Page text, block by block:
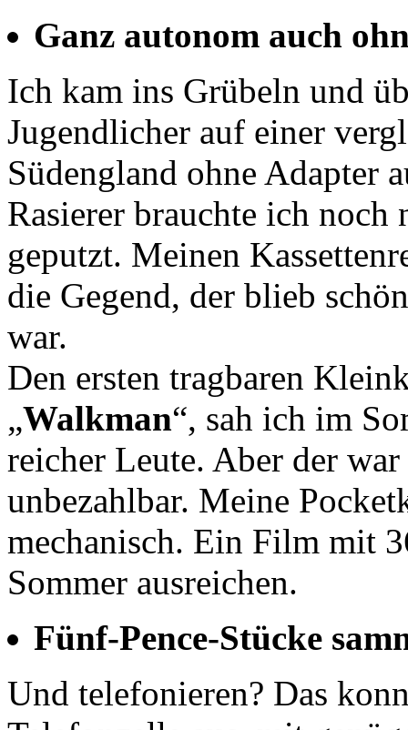
Ganz autonom auch
Ich kam ins Grübeln und
Jugendlicher auf einer
Südengland ohne Adapter
Rasierer brauchte ich
geputzt. Meinen
die Gegend, der blieb
war.
Den ersten tragbaren
„Walkman“, sah ich im
reicher Leute. Aber der
unbezahlbar. Meine
mechanisch. Ein Film mit
Sommer ausreichen.
Fünf-Pence-Stücke
Und telefonieren? Das